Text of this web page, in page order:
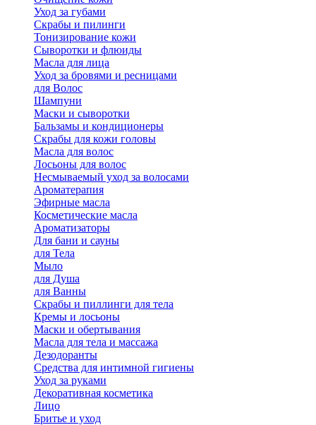
Уход за губами
Скрабы и пилинги
Тонизирование кожи
Сыворотки и флюиды
Масла для лица
Уход за бровями и ресницами
для Волос
Шампуни
Маски и сыворотки
Бальзамы и кондиционеры
Скрабы для кожи головы
Масла для волос
Лосьоны для волос
Несмываемый уход за волосами
Ароматерапия
Эфирные масла
Косметические масла
Ароматизаторы
Для бани и сауны
для Тела
Мыло
для Душа
для Ванны
Скрабы и пиллинги для тела
Кремы и лосьоны
Маски и обертывания
Масла для тела и массажа
Дезодоранты
Средства для интимной гигиены
Уход за руками
Декоративная косметика
Лицо
Бритье и уход